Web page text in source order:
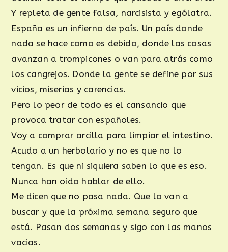
Y repleta de gente falsa, narcisista y ególatra.
España es un infierno de país. Un país donde
nada se hace como es debido, donde las cosas
avanzan a trompicones o van para atrás como
los cangrejos. Donde la gente se define por sus
vicios, miserias y carencias.
Pero lo peor de todo es el cansancio que
provoca tratar con españoles.
Voy a comprar arcilla para limpiar el intestino.
Acudo a un herbolario y no es que no lo
tengan. Es que ni siquiera saben lo que es eso.
Nunca han oido hablar de ello.
Me dicen que no pasa nada. Que lo van a
buscar y que la próxima semana seguro que
está. Pasan dos semanas y sigo con las manos
vacias.